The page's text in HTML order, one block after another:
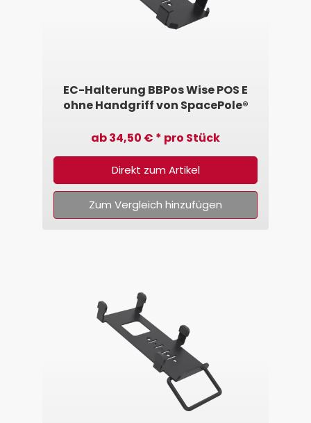
EC-Halterung BBPos Wise POS E
ohne Handgriff von SpacePole®
ab 34,50 € * pro Stück
Direkt zum Artikel
Zum Vergleich hinzufügen